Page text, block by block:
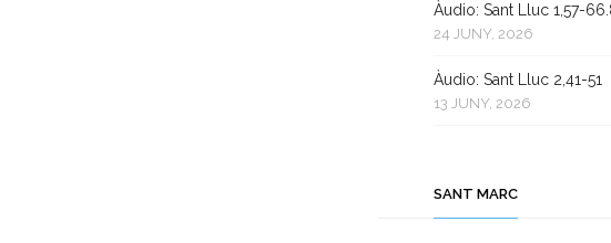
Àudio: Sant Lluc 1,57-
24 JUNY, 2026
Àudio: Sant Lluc 2,41-51
13 JUNY, 2026
SANT MARC